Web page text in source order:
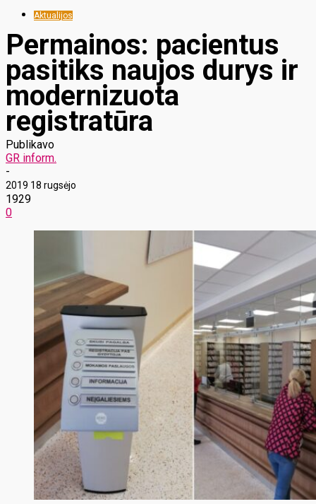
Aktualijos
Permainos: pacientus
pasitiks naujos durys ir
modernizuota
registratūra
Publikavo
GR inform.
-
2019 18 rugsėjo
1929
0